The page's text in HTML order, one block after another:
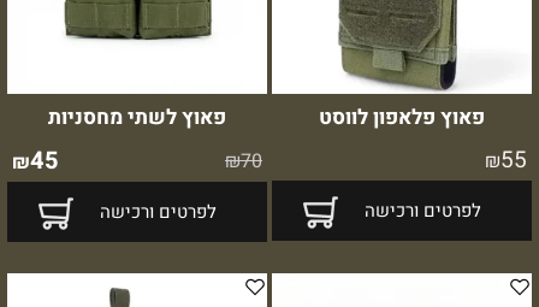
פאוץ פלאפון לווסט
₪55
לפרטים ורכישה
פאוץ לשתי מחסניות
₪70
₪45
לפרטים ורכישה